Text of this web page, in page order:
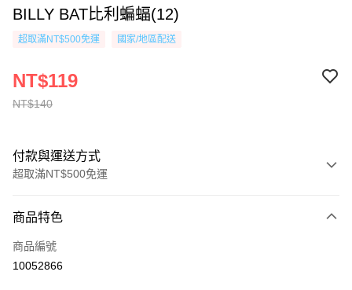
BILLY BAT比利蝙蝠(12)
超取滿NT$500免運 國家/地區配送
NT$140
NT$119
付款與運送方式
超取滿NT$500免運
信用卡一次付款
超商取貨付款
商品特色
商品編號
10052866